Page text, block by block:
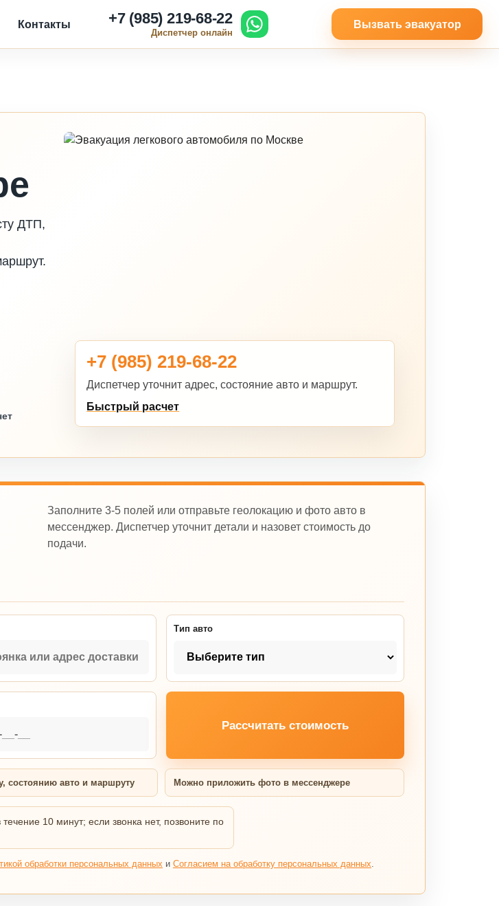
Контакты +7 (985) 219-68-22
Диспетчер онлайн
Вызвать эвакуатор
ДТП,
+7 (985) 219-68-22
Диспетчер уточнит адрес, состояние авто и маршрут.
Быстрый расчет
Заполните 3-5 полей или отправьте геолокацию и фото авто в
мессенджер. Диспетчер уточнит детали и назовет стоимость до
подачи.
Тип авто
Рассчитать стоимость
состоянию авто и маршруту Можно приложить фото в мессенджере
10 минут; если звонка нет, позвоните по
обработки персональных данных и Согласием на обработку персональных данных.